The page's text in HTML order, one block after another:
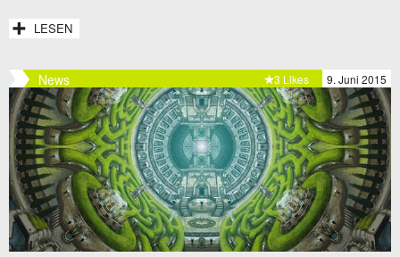
LESEN
News 9. Juni 2015
3 Likes